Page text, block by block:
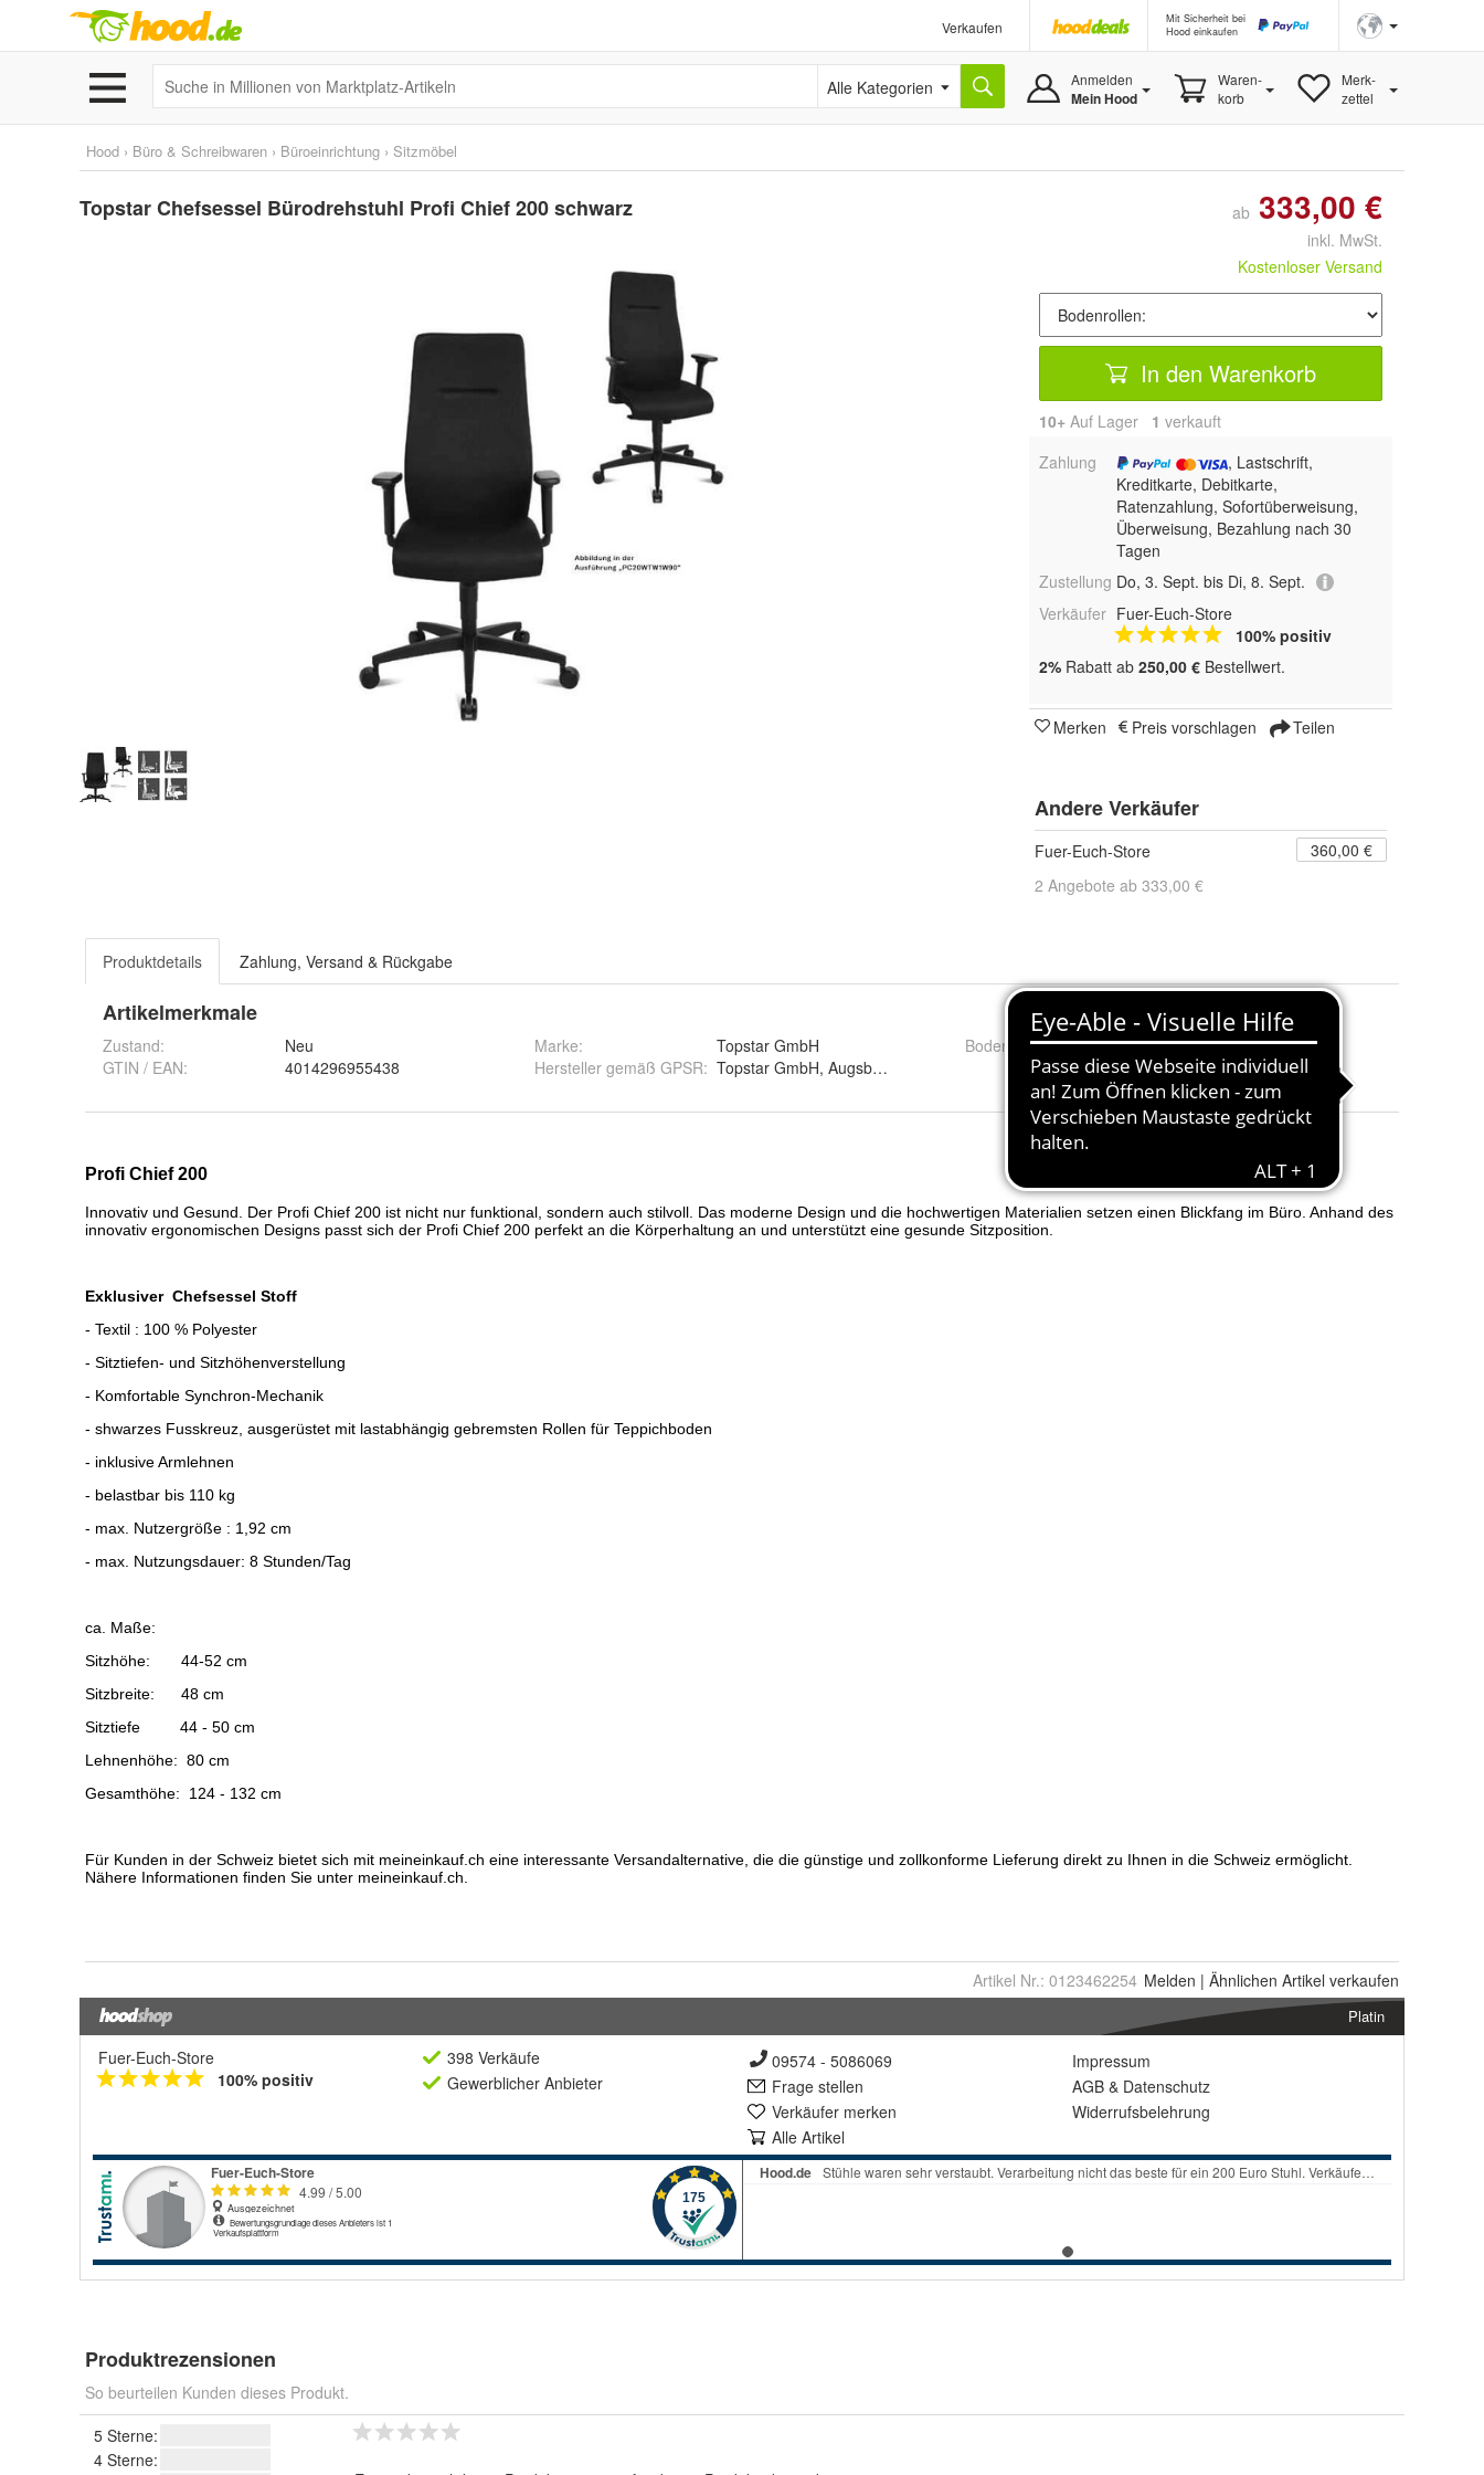
Verkaufen
Mit Sicherheit bei
Hood einkaufen
Alle Kategorien Anmelden
Mein Hood
Waren-
korb
Merk-
zettel
Hood › Büro & Schreibwaren › Büroeinrichtung › Sitzmöbel
Topstar Chefsessel Bürodrehstuhl Profi Chief 200 schwarz ab 333,00 €
inkl. MwSt.
Kostenloser Versand
In den Warenkorb
10+ Auf Lager 1 verkauft
Zahlung
, Lastschrift,
Kreditkarte, Debitkarte,
Ratenzahlung, Sofortüberweisung,
Überweisung, Bezahlung nach 30
Tagen
Zustellung Do, 3. Sept. bis Di, 8. Sept.
Verkäufer Fuer-Euch-Store
100% positiv
2% Rabatt ab 250,00 € Bestellwert.
Merken Preis vorschlagen Teilen
Andere Verkäufer
Fuer-Euch-Store
360,00 €
2 Angebote ab 333,00 €
Produktdetails Zahlung, Versand & Rückgabe
Artikelmerkmale
Zustand:
Neu
GTIN / EAN:
4014296955438
Marke:
Topstar GmbH
Hersteller gemäß GPSR: Topstar GmbH, Augsburger Straße29, 86863Langenneufnach,info@toopstar.de
Bodenrollen:
Artikel Nr.: 0123462254 Melden | Ähnlichen Artikel verkaufen
Platin
Fuer-Euch-Store
100% positiv
398 Verkäufe
Gewerblicher Anbieter
09574 - 5086069
Frage stellen
Verkäufer merken
Alle Artikel
Impressum
AGB & Datenschutz
Widerrufsbelehrung
Produktrezensionen
So beurteilen Kunden dieses Produkt.
5 Sterne:
4 Sterne: